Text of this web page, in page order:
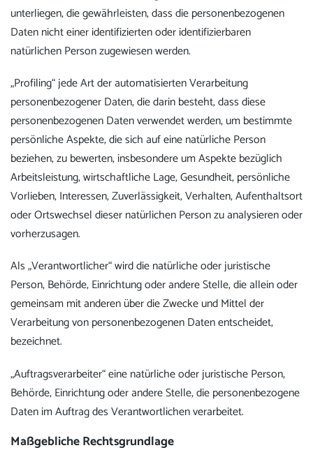
unterliegen, die gewährleisten, dass die personenbezogenen
Daten nicht einer identifizierten oder identifizierbaren
natürlichen Person zugewiesen werden.
„Profiling“ jede Art der automatisierten Verarbeitung
personenbezogener Daten, die darin besteht, dass diese
personenbezogenen Daten verwendet werden, um bestimmte
persönliche Aspekte, die sich auf eine natürliche Person
beziehen, zu bewerten, insbesondere um Aspekte bezüglich
Arbeitsleistung, wirtschaftliche Lage, Gesundheit, persönliche
Vorlieben, Interessen, Zuverlässigkeit, Verhalten, Aufenthaltsort
oder Ortswechsel dieser natürlichen Person zu analysieren oder
vorherzusagen.
Als „Verantwortlicher“ wird die natürliche oder juristische
Person, Behörde, Einrichtung oder andere Stelle, die allein oder
gemeinsam mit anderen über die Zwecke und Mittel der
Verarbeitung von personenbezogenen Daten entscheidet,
bezeichnet.
„Auftragsverarbeiter“ eine natürliche oder juristische Person,
Behörde, Einrichtung oder andere Stelle, die personenbezogene
Daten im Auftrag des Verantwortlichen verarbeitet.
Maßgebliche Rechtsgrundlage